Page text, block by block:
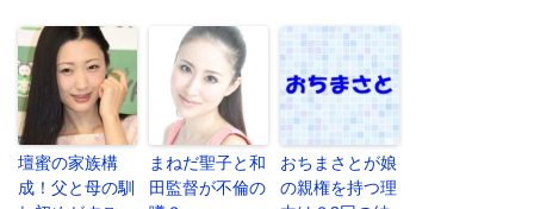
壇蜜の家族構
成！父と母の馴
まねだ聖子と和
田監督が不倫の
おちまさとが娘
の親権を持つ理